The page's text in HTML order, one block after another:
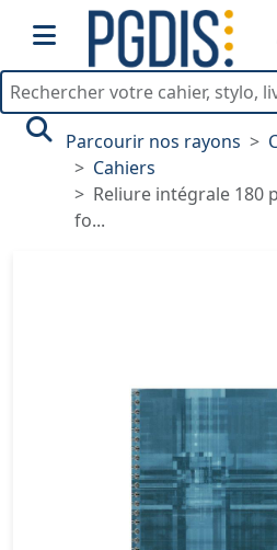
Parcourir nos rayons
Cahiers
Reliure intégrale 180
fo...